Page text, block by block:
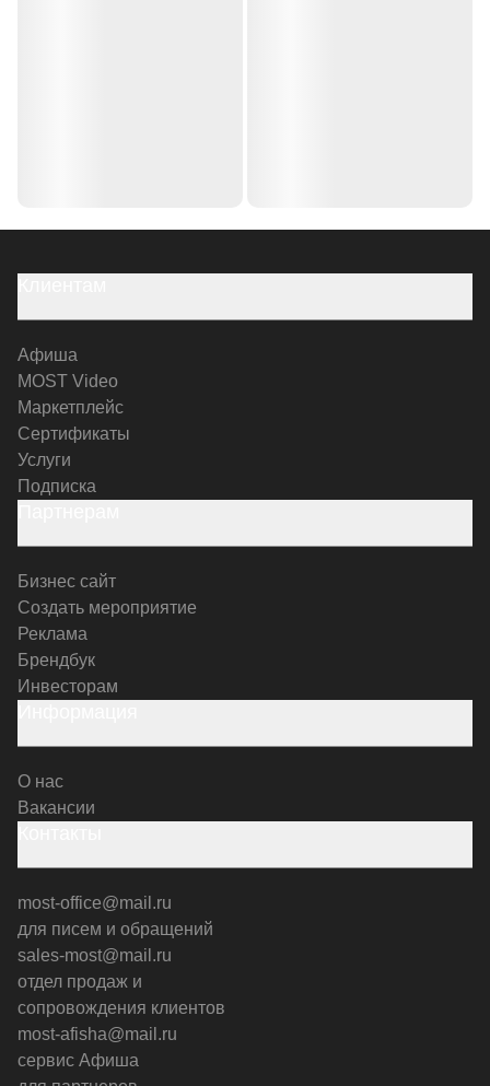
Афиша
MOST Video
Маркетплейс
Сертификаты
Услуги
Подписка
Бизнес сайт
Создать мероприятие
Реклама
Брендбук
Инвесторам
О нас
Вакансии
most-office@mail.ru
для писем и обращений
sales-most@mail.ru
отдел продаж и
сопровождения клиентов
most-afisha@mail.ru
сервис Афиша